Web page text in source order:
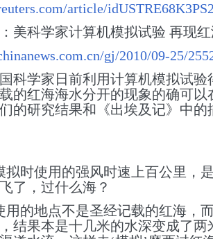
article/
美科学家计算机模拟试验 再现
gj/2010/09-25/
科学家日前利用计算机模拟试验
的红海海水分开的现象的确可以
的研究结果和《出埃及记》中的
拟时使用的强风时速上百公里，
了，过什么海？
用的地点不是圣经记载的红海，
结果本是十几米的水深变成了两